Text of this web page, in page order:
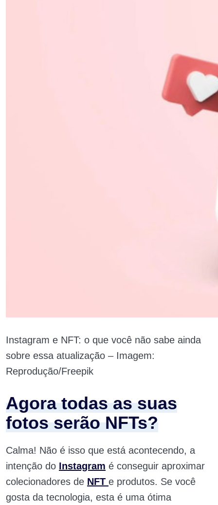
Instagram e NFT: o que você não sabe ainda
sobre essa atualização – Imagem:
Reprodução/Freepik
Agora todas as suas
fotos serão NFTs?
Calma! Não é isso que está acontecendo, a
intenção do Instagram é conseguir aproximar
colecionadores de NFT e produtos. Se você
gosta da tecnologia, esta é uma ótima